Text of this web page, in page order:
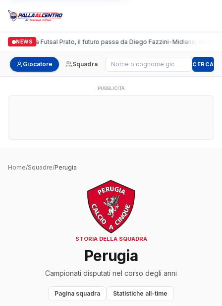
NEWS
Italgronda Futsal Prato, il futuro passa da Diego Fazzini•Midland, doppio
Giocatore Squadra Cerca giocatore CERCA
PUBBLICITÀ
Home/Squadre/Perugia
STORIA DELLA SQUADRA
Perugia
Campionati disputati nel corso degli anni
Pagina squadra Statistiche all-time